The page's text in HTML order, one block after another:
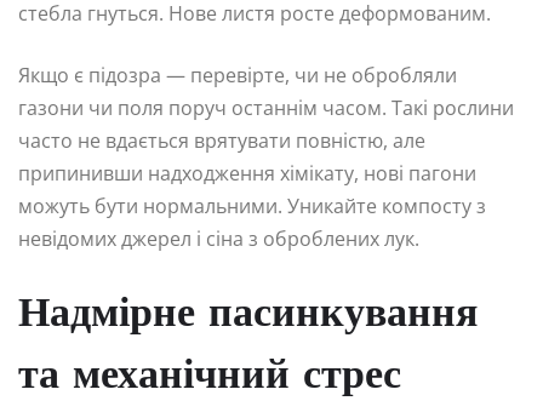
стебла гнуться. Нове листя росте деформованим.
Якщо є підозра — перевірте, чи не обробляли
газони чи поля поруч останнім часом. Такі рослини
часто не вдається врятувати повністю, але
припинивши надходження хімікату, нові пагони
можуть бути нормальними. Уникайте компосту з
невідомих джерел і сіна з оброблених лук.
Надмірне пасинкування
та механічний стрес